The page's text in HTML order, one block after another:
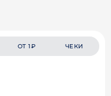
ОТ 1₽ ЧЕКИ